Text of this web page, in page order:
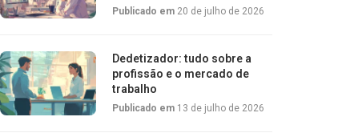
Publicado em 20 de julho de 2026
Dedetizador: tudo sobre a
profissão e o mercado de
trabalho
Publicado em 13 de julho de 2026